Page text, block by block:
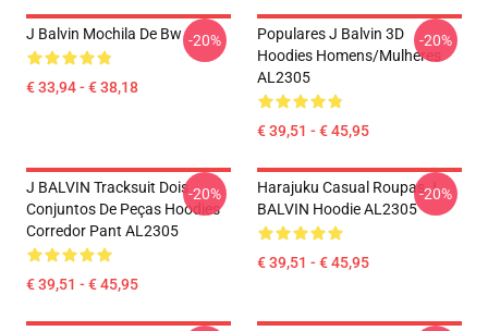
J Balvin Mochila De Bw
€ 33,94 - € 38,18
-20%
Populares J Balvin 3D
Hoodies Homens/mulheres
AL2305
€ 39,51 - € 45,95
-20%
J BALVIN Tracksuit Dois
Conjuntos De Peças Hoodies
Corredor Pant AL2305
€ 39,51 - € 45,95
-20%
Harajuku Casual Roupas J
BALVIN Hoodie AL2305
€ 39,51 - € 45,95
-20%